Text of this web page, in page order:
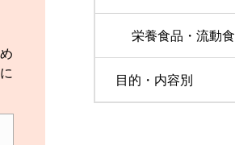
栄養食品・流動食
目的・内容別